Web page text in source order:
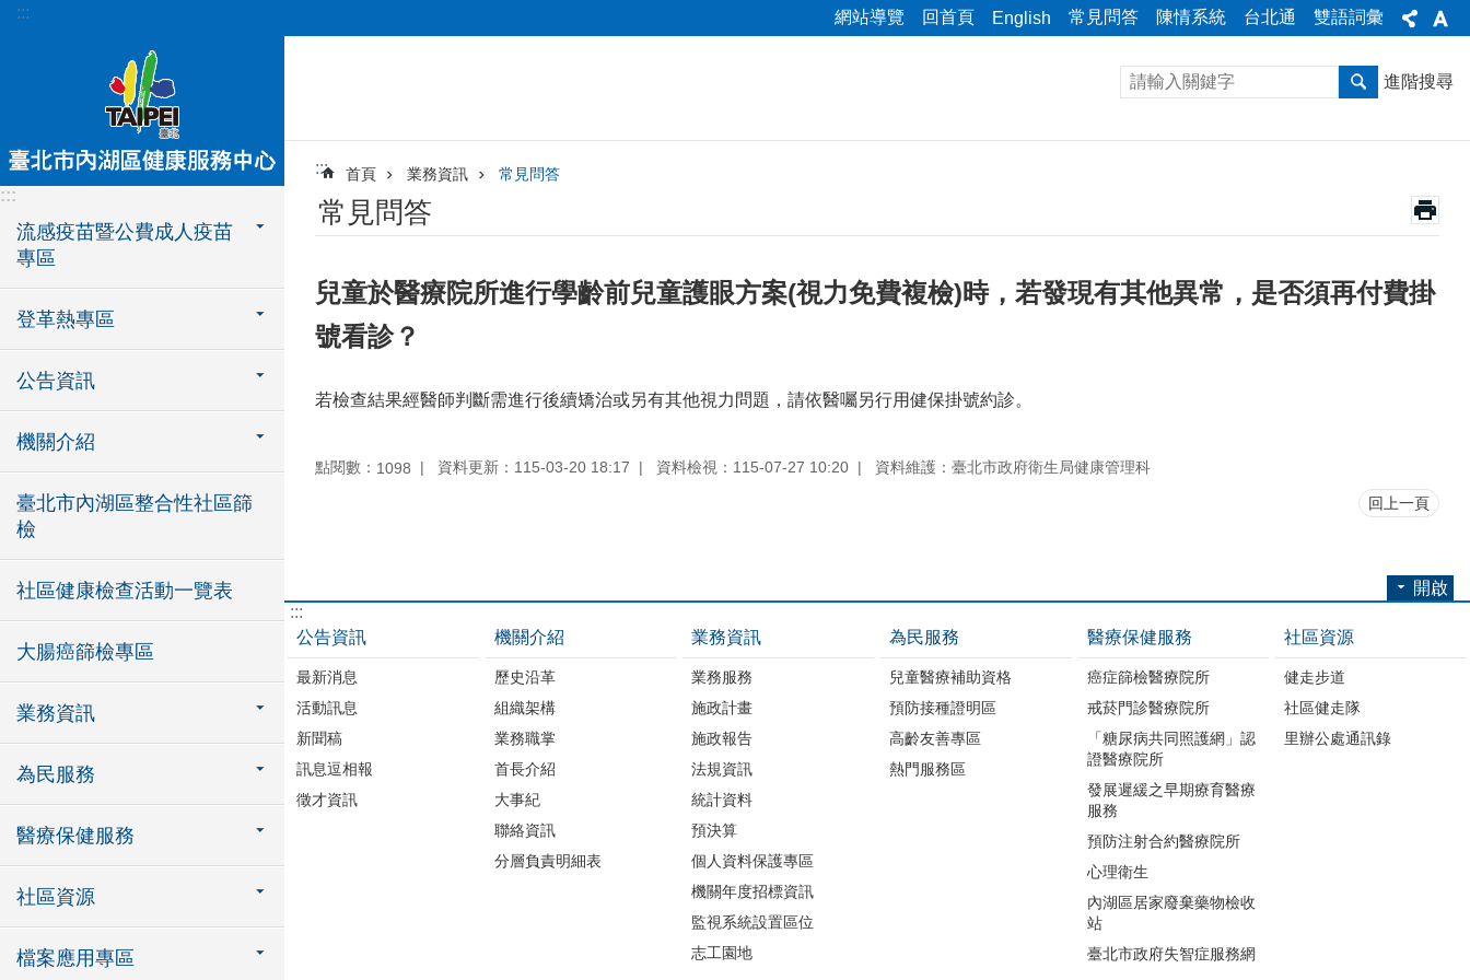
跳到主要內容區塊
::: 網站導覽 回首頁 English 常見問答 陳情系統 台北通 雙語詞彙
:::
流感疫苗暨公費成人疫苗
專區
登革熱專區
公告資訊
機關介紹
臺北市內湖區整合性社區篩
檢
社區健康檢查活動一覽表
大腸癌篩檢專區
業務資訊
為民服務
醫療保健服務
社區資源
檔案應用專區
進階搜尋
::: 首頁 業務資訊 常見問答
常見問答
兒童於醫療院所進行學齡前兒童護眼方案(視力免費複檢)時，若發現有其他異常，是否須再付費掛
號看診？
若檢查結果經醫師判斷需進行後續矯治或另有其他視力問題，請依醫囑另行用健保掛號約診。
點閱數： 1098 資料更新：115-03-20 18:17 資料檢視：115-07-27 10:20 資料維護：臺北市政府衛生局健康管理科
回上一頁
開啟
:::
公告資訊
最新消息
活動訊息
新聞稿
訊息逗相報
徵才資訊
機關介紹
歷史沿革
組織架構
業務職掌
首長介紹
大事紀
聯絡資訊
分層負責明細表
業務資訊
業務服務
施政計畫
施政報告
法規資訊
統計資料
預決算
個人資料保護專區
機關年度招標資訊
監視系統設置區位
志工園地
為民服務
兒童醫療補助資格
預防接種證明區
高齡友善專區
熱門服務區
醫療保健服務
癌症篩檢醫療院所
戒菸門診醫療院所
「糖尿病共同照護網」認
證醫療院所
發展遲緩之早期療育醫療
服務
預防注射合約醫療院所
心理衛生
內湖區居家廢棄藥物檢收
站
臺北市政府失智症服務網
社區資源
健走步道
社區健走隊
里辦公處通訊錄